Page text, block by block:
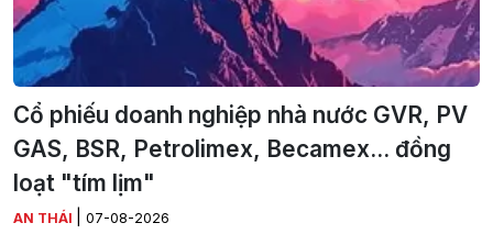
Cổ phiếu doanh nghiệp nhà nước GVR, PV
GAS, BSR, Petrolimex, Becamex... đồng
loạt "tím lịm"
AN THÁI 07-08-2026